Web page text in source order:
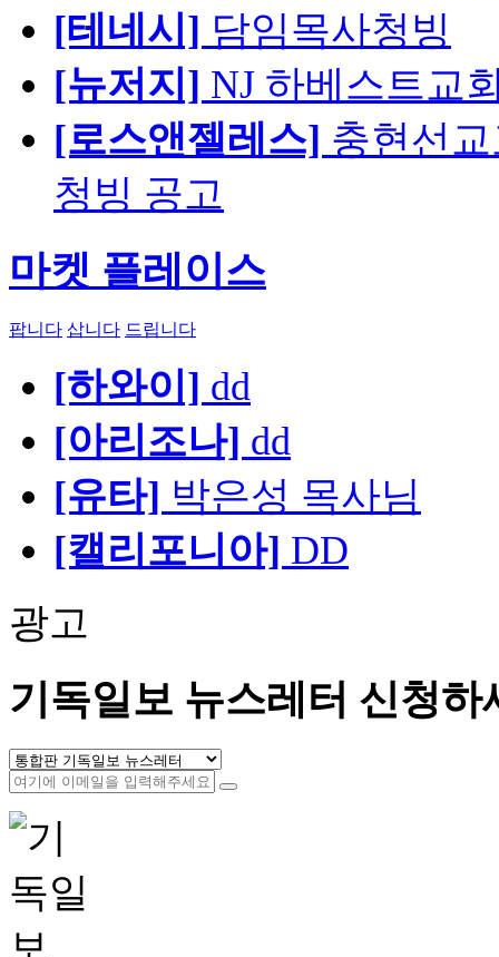
[테네시] 담임목사청빙
[뉴저지] NJ 하베스트교
[로스앤젤레스] 충현선
청빙 공고
마켓 플레이스
팝니다 삽니다 드립니다
[하와이] dd
[아리조나] dd
[유타] 박은성 목사님
[캘리포니아] DD
광고
기독일보 뉴스레터 신청하